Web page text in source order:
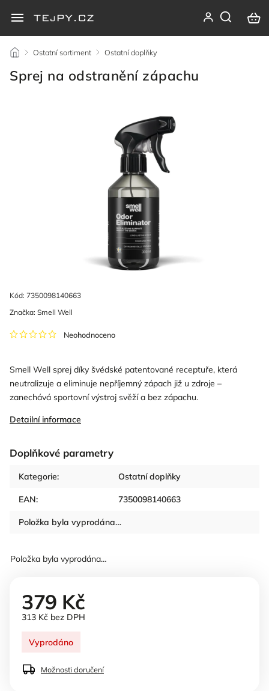
/ Ostatní sortiment / Ostatní doplňky
Sprej na odstranění zápachu
Kód: 7350098140663
Neohodnoceno
Smell Well sprej díky švédské patentované receptuře, která
neutralizuje a eliminuje nepříjemný zápach již u zdroje –
zanechává sportovní výstroj svěží a bez zápachu.
Detailní informace
Doplňkové parametry
Kategorie: Ostatní doplňky
EAN: 7350098140663
Položka byla vyprodána…
Značka: Smell Well
Položka byla vyprodána…
379 Kč
313 Kč bez DPH
Vyprodáno
Možnosti doručení